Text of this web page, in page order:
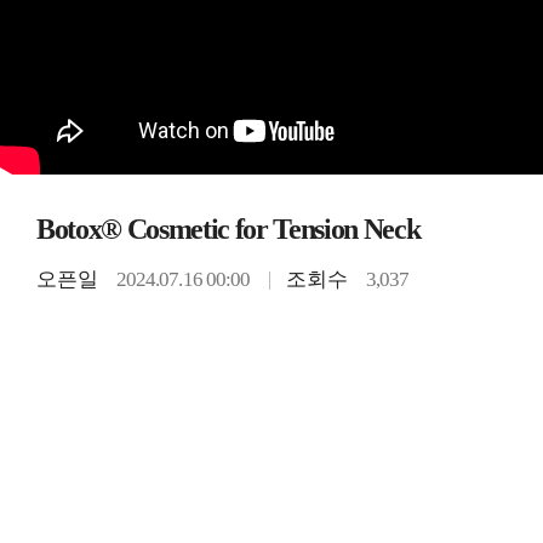
Botox® Cosmetic for Tension Neck
오픈일 2024.07.16 00:00 조회수 3,037